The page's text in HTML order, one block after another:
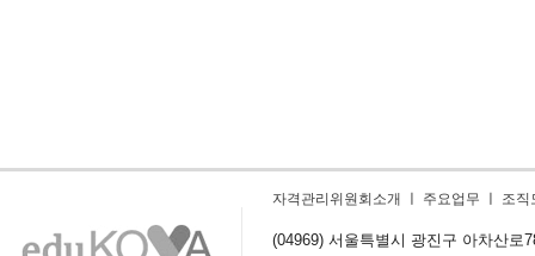
자격관리위원회소개 주요업무 조직
(04969) 서울특별시 광진구 아차산로